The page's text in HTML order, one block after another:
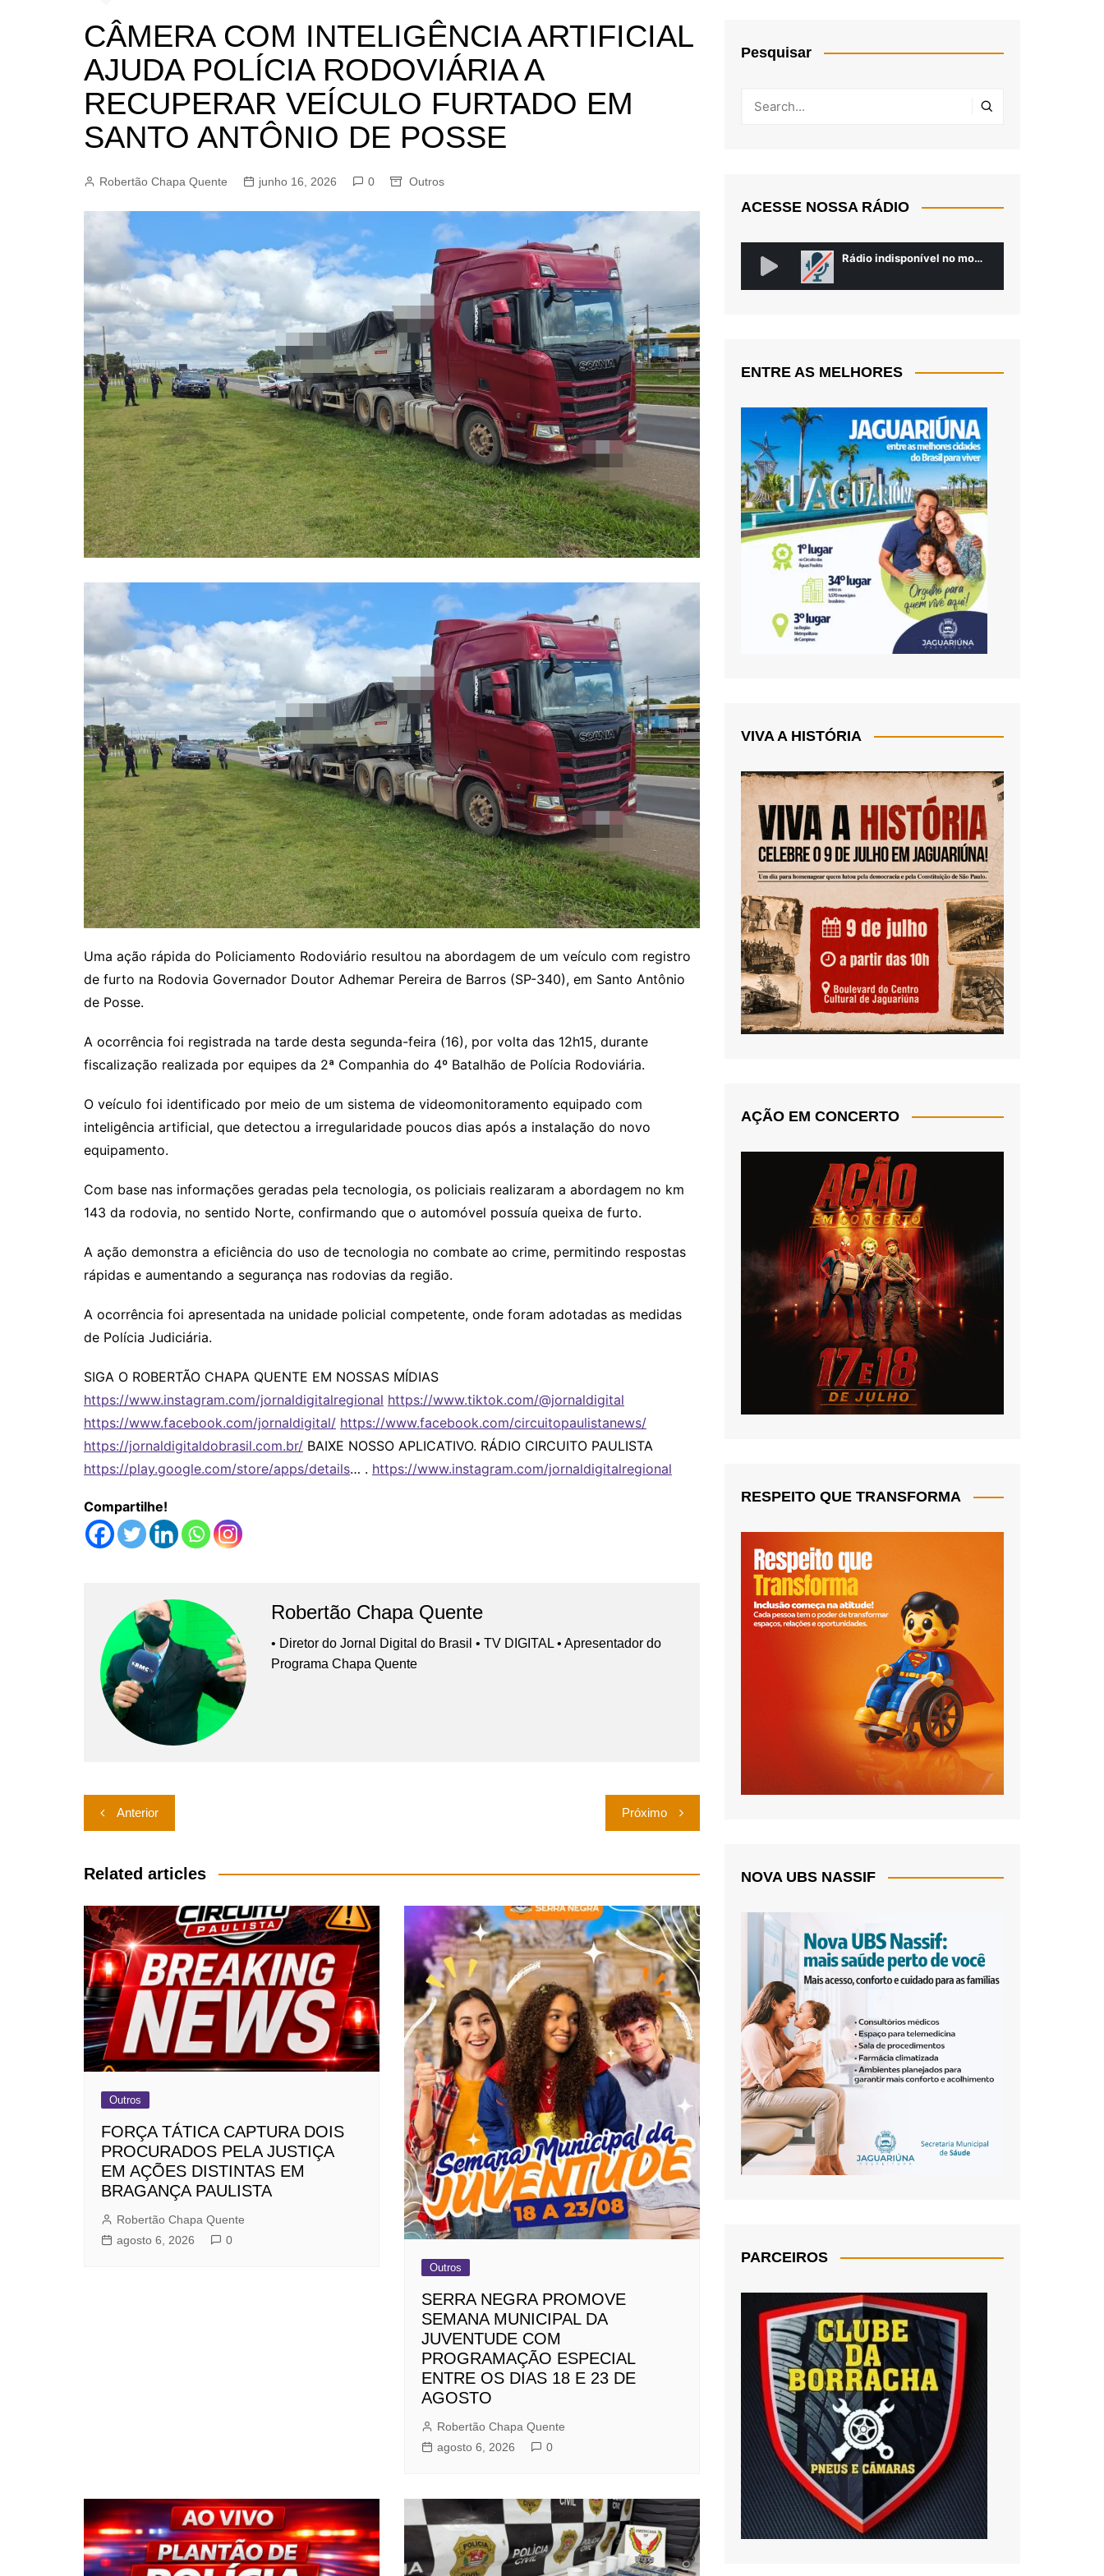
CAMPINAS
ESTIVA GERBI
JAGUARIÚNA
LIMEIRA
MOGI GUAÇU
PAULÍNIA
PEDREIRA
RIBEIRÃO PRETO
CÂMERA COM INTELIGÊNCIA ARTIFICIAL
AJUDA POLÍCIA RODOVIÁRIA A
RECUPERAR VEÍCULO FURTADO EM
SANTO ANTÔNIO DE POSSE
Robertão Chapa Quente junho 16, 2026 0 Outros
Uma ação rápida do Policiamento Rodoviário resultou na abordagem de um veículo com registro
de furto na Rodovia Governador Doutor Adhemar Pereira de Barros (SP-340), em Santo Antônio
de Posse.
A ocorrência foi registrada na tarde desta segunda-feira (16), por volta das 12h15, durante
fiscalização realizada por equipes da 2ª Companhia do 4º Batalhão de Polícia Rodoviária.
O veículo foi identificado por meio de um sistema de videomonitoramento equipado com
inteligência artificial, que detectou a irregularidade poucos dias após a instalação do novo
equipamento.
Com base nas informações geradas pela tecnologia, os policiais realizaram a abordagem no km
143 da rodovia, no sentido Norte, confirmando que o automóvel possuía queixa de furto.
A ação demonstra a eficiência do uso de tecnologia no combate ao crime, permitindo respostas
rápidas e aumentando a segurança nas rodovias da região.
A ocorrência foi apresentada na unidade policial competente, onde foram adotadas as medidas
de Polícia Judiciária.
SIGA O ROBERTÃO CHAPA QUENTE EM NOSSAS MÍDIAS
https://www.instagram.com/jornaldigitalregional https://www.tiktok.com/@jornaldigital
https://www.facebook.com/jornaldigital/ https://www.facebook.com/circuitopaulistanews/
https://jornaldigitaldobrasil.com.br/ BAIXE NOSSO APLICATIVO. RÁDIO CIRCUITO PAULISTA
https://play.google.com/store/apps/details… . https://www.instagram.com/jornaldigitalregional
Compartilhe!
Robertão Chapa Quente
• Diretor do Jornal Digital do Brasil • TV DIGITAL • Apresentador do
Programa Chapa Quente
Navegação
de
Post
Anterior Próximo
Related articles
Outros
FORÇA TÁTICA CAPTURA DOIS
PROCURADOS PELA JUSTIÇA
EM AÇÕES DISTINTAS EM
BRAGANÇA PAULISTA
Robertão Chapa Quente
agosto 6, 2026
0
Outros
SERRA NEGRA PROMOVE
SEMANA MUNICIPAL DA
JUVENTUDE COM
PROGRAMAÇÃO ESPECIAL
ENTRE OS DIAS 18 E 23 DE
AGOSTO
Robertão Chapa Quente
agosto 6, 2026
0
Pesquisar
ACESSE NOSSA RÁDIO
ENTRE AS MELHORES
VIVA A HISTÓRIA
AÇÃO EM CONCERTO
RESPEITO QUE TRANSFORMA
NOVA UBS NASSIF
PARCEIROS